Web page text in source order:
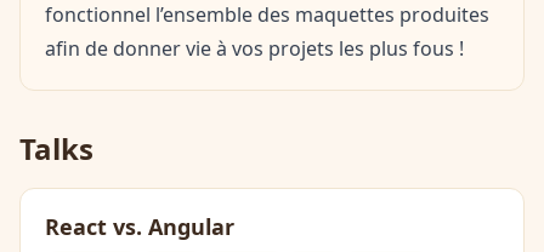
fonctionnel l’ensemble des maquettes produites
afin de donner vie à vos projets les plus fous !
Talks
React vs. Angular